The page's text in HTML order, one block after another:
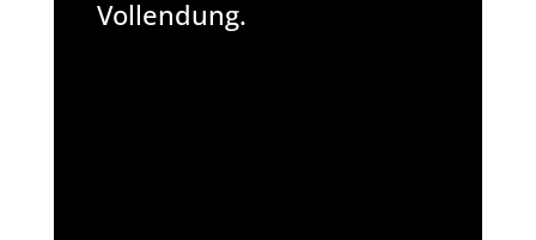
Vollendung.